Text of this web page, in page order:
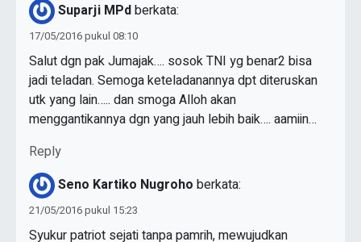
Suparji MPdberkata:
17/05/2016 pukul 08:10
Salut dgn pak Jumajak…. sosok TNI yg benar2 bisa
jadi teladan. Semoga keteladanannya dpt diteruskan
utk yang lain….. dan smoga Alloh akan
menggantikannya dgn yang jauh lebih baik…. aamiin…
Reply
Seno Kartiko Nugroho berkata:
21/05/2016 pukul 15:23
Syukur patriot sejati tanpa pamrih, mewujudkan